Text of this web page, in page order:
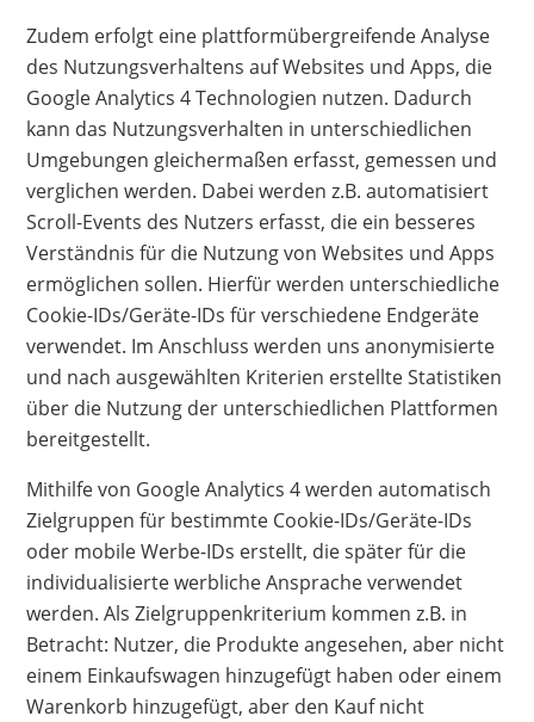
Zudem erfolgt eine plattformübergreifende Analyse
des Nutzungsverhaltens auf Websites und Apps, die
Google Analytics 4 Technologien nutzen. Dadurch
kann das Nutzungsverhalten in unterschiedlichen
Umgebungen gleichermaßen erfasst, gemessen und
verglichen werden. Dabei werden z.B. automatisiert
Scroll-Events des Nutzers erfasst, die ein besseres
Verständnis für die Nutzung von Websites und Apps
ermöglichen sollen. Hierfür werden unterschiedliche
Cookie-IDs/Geräte-IDs für verschiedene Endgeräte
verwendet. Im Anschluss werden uns anonymisierte
und nach ausgewählten Kriterien erstellte Statistiken
über die Nutzung der unterschiedlichen Plattformen
bereitgestellt.
Mithilfe von Google Analytics 4 werden automatisch
Zielgruppen für bestimmte Cookie-IDs/Geräte-IDs
oder mobile Werbe-IDs erstellt, die später für die
individualisierte werbliche Ansprache verwendet
werden. Als Zielgruppenkriterium kommen z.B. in
Betracht: Nutzer, die Produkte angesehen, aber nicht
einem Einkaufswagen hinzugefügt haben oder einem
Warenkorb hinzugefügt, aber den Kauf nicht